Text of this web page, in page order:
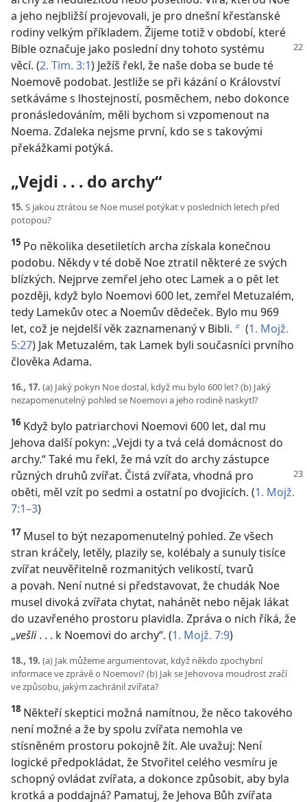
a jeho nejbližší projevovali, je pro dnešní křesťanské
rodiny velkým příkladem. Žijeme totiž v období, které
Bible označuje jako poslední dnytohoto systému
věcí. (2. Tim. 3:1) Ježíš řekl, že naše doba se bude té
Noemově podobat. Jestliže se při kázání o Království
setkáváme s lhostejností, posměchem, nebo dokonce
pronásledováním, měli bychom si vzpomenout na
Noema. Zdaleka nejsme první, kdo se s takovými
překážkami potýká.
„Vejdi . . . do archy“
15. S jakou ztrátou se Noe musel potýkat v posledních letech před
potopou?
15 Po několika desetiletích archa získala konečnou
podobu. Někdy v té době Noe ztratil některé ze svých
blízkých. Nejprve zemřel jeho otec Lamek a o pět let
později, když bylo Noemovi 600 let, zemřel Metuzalém,
tedy Lamekův otec a Noemův dědeček. Bylo mu 969
let, což je nejdelší věk zaznamenaný v Bibli. b (1. Mojž.
5:27) Jak Metuzalém, tak Lamek byli současníci prvního
člověka Adama.
16., 17. (a) Jaký pokyn Noe dostal, když mu bylo 600 let? (b) Jaký
nezapomenutelný pohled se Noemovi a jeho rodině naskytl?
16 Když bylo patriarchovi Noemovi 600 let, dal mu
Jehova další pokyn: „Vejdi ty a tvá celá domácnost do
archy.“ Také mu řekl, že má vzít do archy zástupce
různých druhů zvířat. Čistá zvířata, vhodná pro
oběti, měl vzít po sedmi a ostatní po dvojicích. (1. Mojž.
7:1–3)
17 Musel to být nezapomenutelný pohled. Ze všech
stran kráčely, letěly, plazily se, kolébaly a sunuly tisíce
zvířat neuvěřitelně rozmanitých velikostí, tvarů
a povah. Není nutné si představovat, že chudák Noe
musel divoká zvířata chytat, nahánět nebo nějak lákat
do uzavřeného prostoru plavidla. Zpráva o nich říká, že
„vešli. . . k Noemovi do archy“. (1. Mojž. 7:9)
18., 19. (a) Jak můžeme argumentovat, když někdo zpochybní
informace ve zprávě o Noemovi? (b) Jak se Jehovova moudrost zračí
ve způsobu, jakým zachránil zvířata?
18 Někteří skeptici možná namítnou, že něco takového
není možné a že by spolu zvířata nemohla ve
stísněném prostoru pokojně žít. Ale uvažuj: Není
logické předpokládat, že Stvořitel celého vesmíru je
schopný ovládat zvířata, a dokonce způsobit, aby byla
krotká a poddajná? Pamatuj, že Jehova Bůh zvířata